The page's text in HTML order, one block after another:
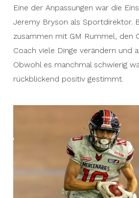
Eine der Anpassungen war die
Jeremy Bryson als Sportdirektor.
zusammen mit GM Rummel, den
Coach viele Dinge verändern und
Obwohl es manchmal schwierig
rückblickend positiv gestimmt.